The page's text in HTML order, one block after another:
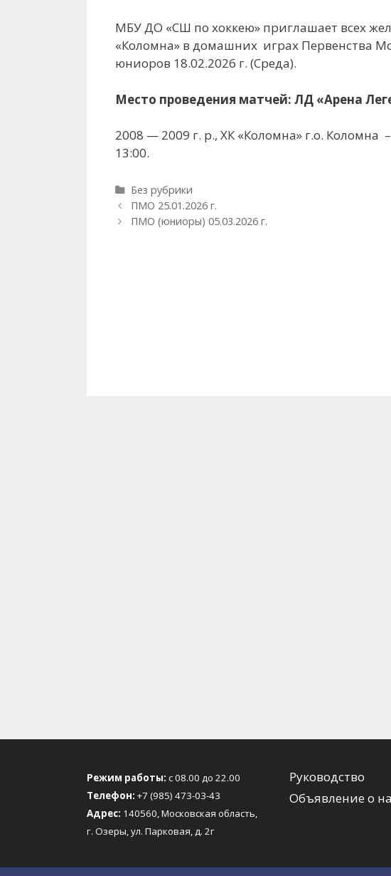
МБУ ДО «СШ по хоккею» приглашает всех
«Коломна» в домашних играх Первенства
юниоров 18.02.2026 г. (Среда).
Место проведения матчей: ЛД «Арена
2008 — 2009 г. р., ХК «Коломна» г.о. Коломна
13:00.
Рубрики
Без рубрики
Навигация
записи
ПМО 25.01.2026 г.
ПМО (юниоры) 05.03.2026 г.
Режим работы: с 08.00 до 22.00
Телефон: +7 (985) 473-03-43
Адрес: 140560, Московская область,
г. Озеры, ул. Парковая, д. 2г
Руководство
Объявление о